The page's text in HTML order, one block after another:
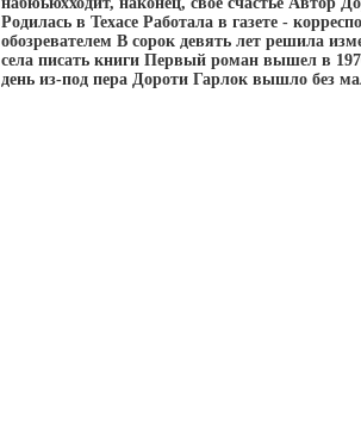
Родилась в Техасе Работала в газете -
обозревателем В сорок девять лет решила
села писать книги Первый роман вышел в
день из-под пера Дороти Гарлок вышло без